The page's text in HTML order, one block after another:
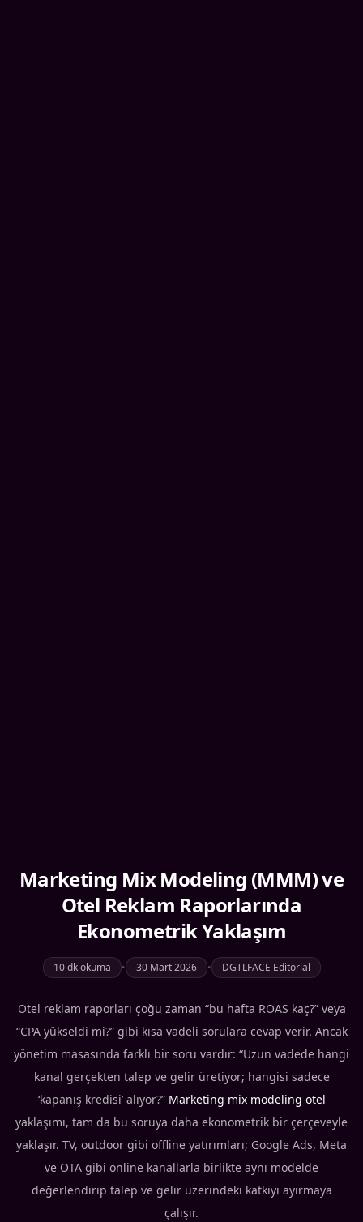
Marketing Mix Modeling (MMM) ve
Otel Reklam Raporlarında
Ekonometrik Yaklaşım
10 dk okuma • 30 Mart 2026 • DGTLFACE Editorial
Otel reklam raporları çoğu zaman “bu hafta ROAS kaç?” veya
“CPA yükseldi mi?” gibi kısa vadeli sorulara cevap verir. Ancak
yönetim masasında farklı bir soru vardır: “Uzun vadede hangi
kanal gerçekten talep ve gelir üretiyor; hangisi sadece
‘kapanış kredisi’ alıyor?” Marketing mix modeling otel
yaklaşımı, tam da bu soruya daha ekonometrik bir çerçeveyle
yaklaşır. TV, outdoor gibi offline yatırımları; Google Ads, Meta
ve OTA gibi online kanallarla birlikte aynı modelde
değerlendirip talep ve gelir üzerindeki katkıyı ayırmaya
çalışır.